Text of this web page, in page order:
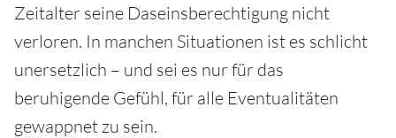
Zeitalter seine Daseinsberechtigung nicht
verloren. In manchen Situationen ist es schlicht
unersetzlich – und sei es nur für das
beruhigende Gefühl, für alle Eventualitäten
gewappnet zu sein.